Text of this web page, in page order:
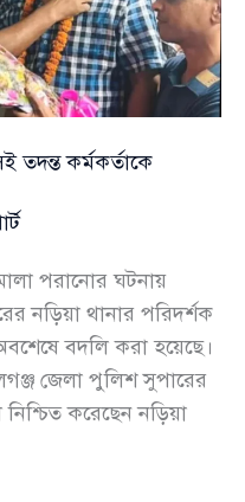
তদন্ত কর্মকর্তাকে
পরানোর ঘটনায়
নড়িয়া থানার পরিদর্শক
বদলি করা হয়েছে।
জেলা পুলিশ সুপারের
করেছেন নড়িয়া